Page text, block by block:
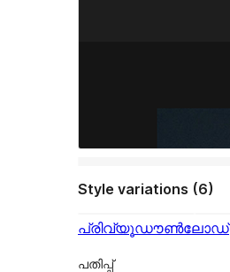
Style variations (6)
പ്രിവ്യൂഡൗൺലോഡ്
പതിപ്പ്